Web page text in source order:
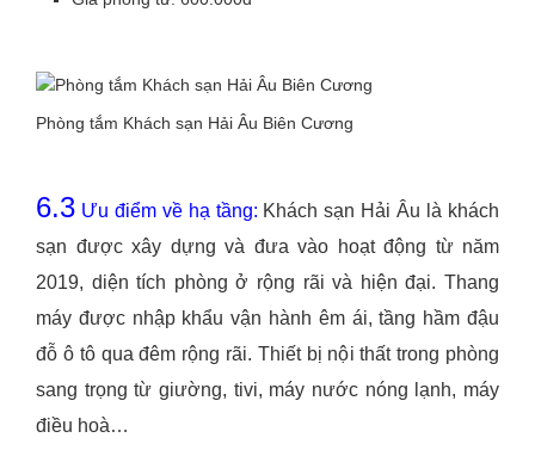
Phòng tắm Khách sạn Hải Âu Biên Cương
6.3 Ưu điểm về hạ tầng: Khách sạn Hải Âu là khách
sạn được xây dựng và đưa vào hoạt động từ năm
2019, diện tích phòng ở rộng rãi và hiện đại. Thang
máy được nhập khẩu vận hành êm ái, tầng hầm đậu
đỗ ô tô qua đêm rộng rãi. Thiết bị nội thất trong phòng
sang trọng từ giường, tivi, máy nước nóng lạnh, máy
điều hoà…